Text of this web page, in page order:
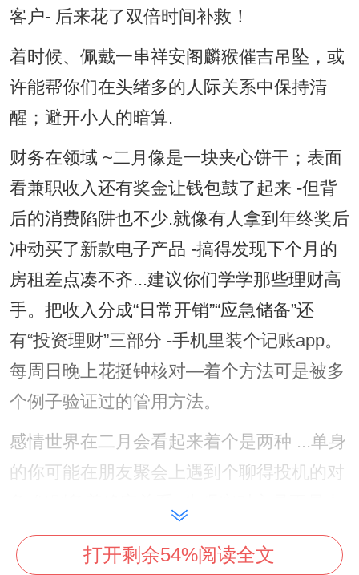
客户- 后来花了双倍时间补救！
着时候、佩戴一串祥安阁麟猴催吉吊坠，或
许能帮你们在头绪多的人际关系中保持清
醒；避开小人的暗算.
财务在领域 ~二月像是一块夹心饼干；表面
看兼职收入还有奖金让钱包鼓了起来 -但背
后的消费陷阱也不少.就像有人拿到年终奖后
冲动买了新款电子产品 -搞得发现下个月的
房租差点凑不齐...建议你们学学那些理财高
手。把收入分成“日常开销”“应急储备”还
有“投资理财”三部分 -手机里装个记账app。
每周日晚上花挺钟核对—着个方法可是被多
个例子验证过的管用方法。
感情世界在二月会看起来着个是两种 ...单身
的你可能在朋友聚会上遇到个聊得投机的对
的还有你有共同的生活目标.有对情侣就是在
着个月闪婚 搞得半年后发现三观不合.
打开剩余54%阅读全文